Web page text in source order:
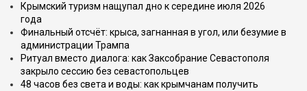
Крымский туризм нащупал дно к середине июля 2026
года
Финальный отсчёт: крыса, загнанная в угол, или безумие в
администрации Трампа
Ритуал вместо диалога: как Заксобрание Севастополя
закрыло сессию без севастопольцев
48 часов без света и воды: как крымчанам получить